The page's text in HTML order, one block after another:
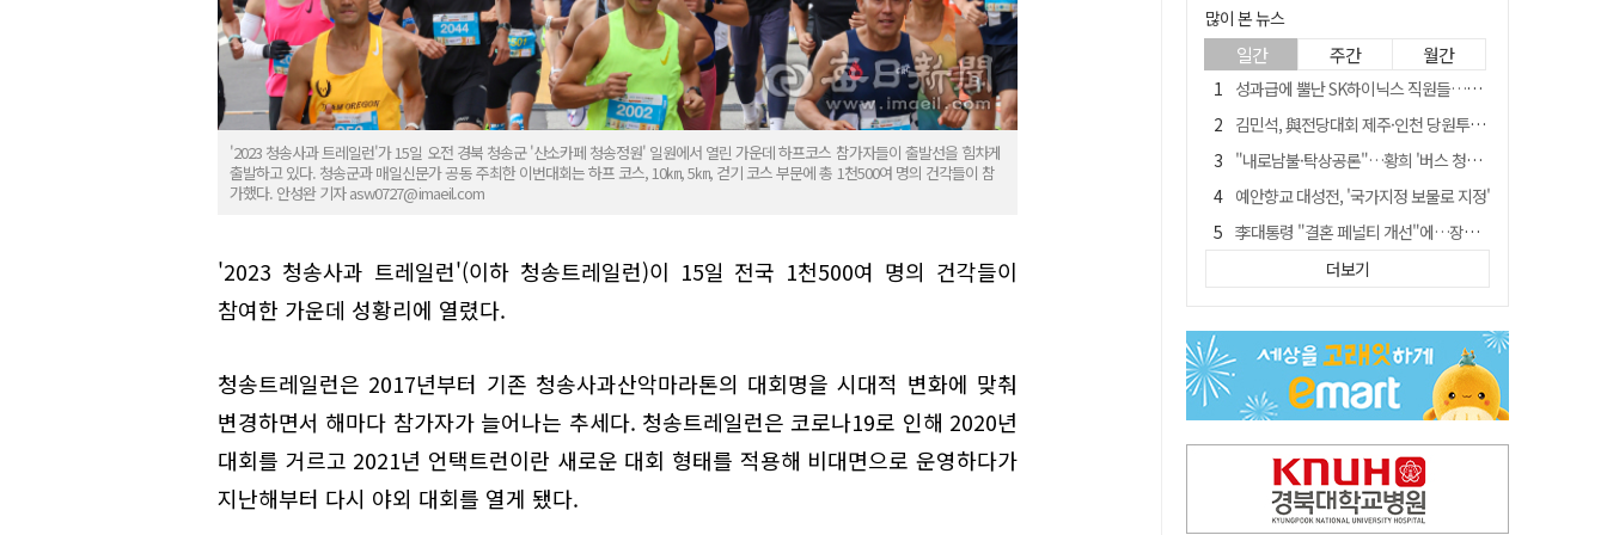
'2023 청송사과 트레일런'가 15일 오전 경북 청송군 '산소카페 청송정원' 일원에서 열린 가운데 하프코스 참가자들이 출발선을 힘차게
출발하고 있다. 청송군과 매일신문가 공동 주최한 이번대회는 하프 코스, 10㎞, 5㎞, 걷기 코스 부문에 총 1천500여 명의 건각들이 참
가했다. 안성완 기자 asw0727@imaeil.com
'2023 청송사과 트레일런'(이하 청송트레일런)이 15일 전국 1천500여 명의 건각들이
참여한 가운데 성황리에 열렸다.
청송트레일런은 2017년부터 기존 청송사과산악마라톤의 대회명을 시대적 변화에 맞춰
변경하면서 해마다 참가자가 늘어나는 추세다. 청송트레일런은 코로나19로 인해 2020년
대회를 거르고 2021년 언택트런이란 새로운 대회 형태를 적용해 비대면으로 운영하다가
지난해부터 다시 야외 대회를 열게 됐다.
많이 본 뉴스
일간 주간 월간
성과급에 뿔난 SK하이닉스 직원들…3500명 모여 '새 노조' 만든다
김민석, 與전당대회 제주·인천 당원투표서 승리…누적 득표는 '초박빙'
"내로남불·탁상공론"…황희 '버스 청년주택' 제안에 與 내부서도 쓴소리
예안향교 대성전, '국가지정 보물로 지정'
李대통령 "결혼 페널티 개선"에…장동혁 "그 페널티 만든 게 이 정권"
블룸버그 "SK하이닉스, 中 패키징공장 지분매각 등 검토"
트럼프 만난 손현보 목사…"현재 자유대한민국 여러 면에서 어려움"
"아버지 외출한 사이"…흉기로 40대母 살해한 고교 자퇴생, 구속 기로에
서울 면목동서 60대 남성 2명 흉기에 숨져…지인 관계로 추정
더보기